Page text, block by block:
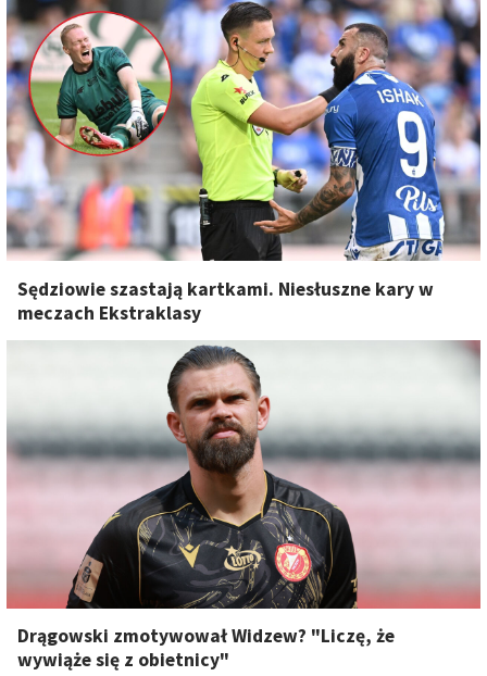
Sędziowie szastają kartkami. Niesłuszne kary w
meczach Ekstraklasy
Drągowski zmotywował Widzew? "Liczę, że
wywiąże się z obietnicy"